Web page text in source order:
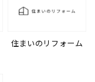
住まいのリフォーム